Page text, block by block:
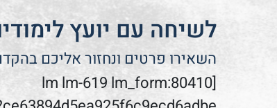
לשיחה עם יועץ
השאירו פרטים ונחזור אליכם
[lm lm-619 lm_form:80410